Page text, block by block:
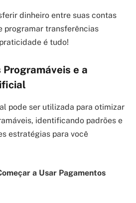
dinheiro entre suas contas
programar transferências
é tudo!
e a
pode ser utilizada para otimizar
identificando padrões e
estratégias para você
a Usar Pagamentos